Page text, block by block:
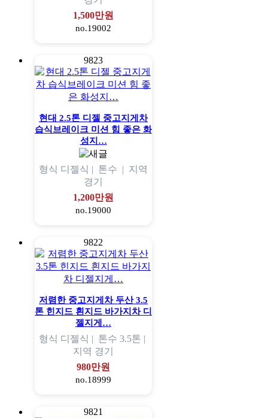
1,500만원
no.19002
9823
현대 2.5톤 디젤 중고지게차
습식브레이크 미션 힘 좋은 화
성지…
형식 디젤식 | 톤수 | 지역
경기
1,200만원
no.19000
9822
저렴한 중고지게차 두산 3.5
톤 힌지드 흰지드 바가지차 디
젤지게…
형식 디젤식 | 톤수 3.5톤 |
지역 경기
980만원
no.18999
9821